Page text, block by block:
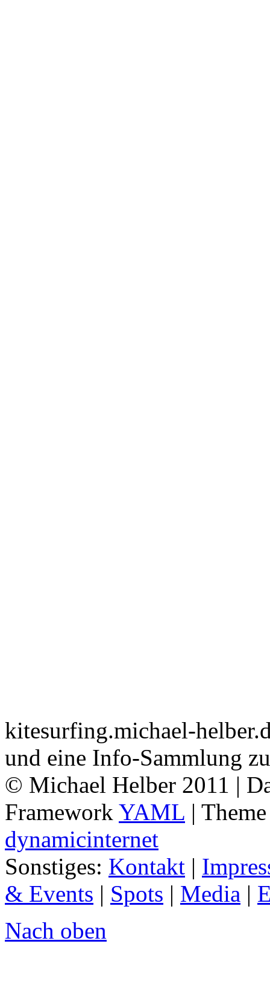
kitesurfing.michael-
und eine Info-Sammlung
© Michael Helber 2011 |
Framework YAML |
dynamicinternet
Sonstiges: Kontakt |
& Events | Spots | Media |
Nach oben